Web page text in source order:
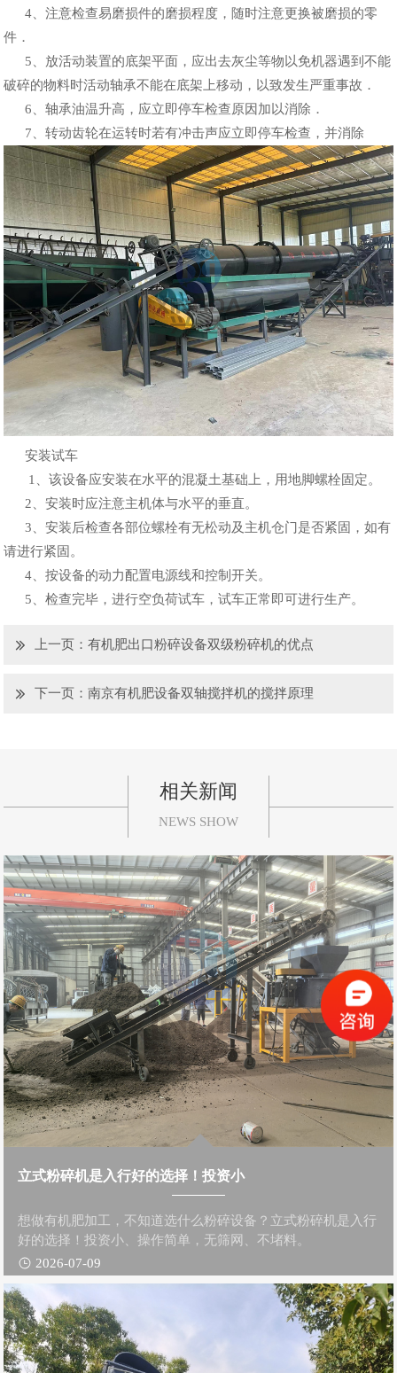
4、注意检查易磨损件的磨损程度，随时注意更换被磨损的零
件．
5、放活动装置的底架平面，应出去灰尘等物以免机器遇到不能
破碎的物料时活动轴承不能在底架上移动，以致发生严重事故．
6、轴承油温升高，应立即停车检查原因加以消除．
7、转动齿轮在运转时若有冲击声应立即停车检查，并消除
安装试车
1、该设备应安装在水平的混凝土基础上，用地脚螺栓固定。
2、安装时应注意主机体与水平的垂直。
3、安装后检查各部位螺栓有无松动及主机仓门是否紧固，如有
请进行紧固。
4、按设备的动力配置电源线和控制开关。
5、检查完毕，进行空负荷试车，试车正常即可进行生产。
上一页：有机肥出口粉碎设备双级粉碎机的优点
下一页：南京有机肥设备双轴搅拌机的搅拌原理
相关新闻
NEWS SHOW
立式粉碎机是入行好的选择！投资小
想做有机肥加工，不知道选什么粉碎设备？立式粉碎机是入行
好的选择！投资小、操作简单，无筛网、不堵料。
2026-07-09